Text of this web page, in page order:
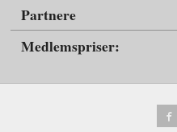
Partnere
Medlemspriser: